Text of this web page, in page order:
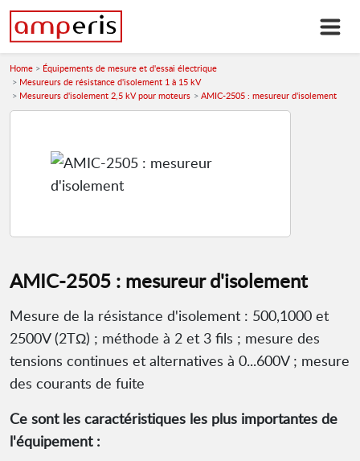
Home
Équipements de mesure et d'essai électrique
Mesureurs de résistance d'isolement 1 à 15 kV
Mesureurs d'isolement 2,5 kV pour moteurs
AMIC-2505 : mesureur d'isolement
AMIC-2505 : mesureur d'isolement
Mesure de la résistance d'isolement : 500,1000 et
2500V (2TΩ) ; méthode à 2 et 3 fils ; mesure des
tensions continues et alternatives à 0...600V ; mesure
des courants de fuite
Ce sont les caractéristiques les plus importantes de
l'équipement :